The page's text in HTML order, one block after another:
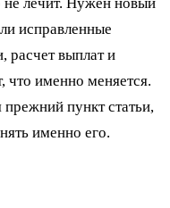
исправленные
расчет выплат и
что именно меняется.
пункт статьи,
именно его.